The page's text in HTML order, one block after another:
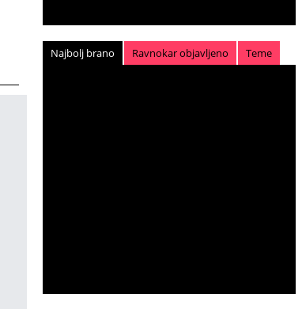
Najbolj brano Ravnokar objavljeno Teme